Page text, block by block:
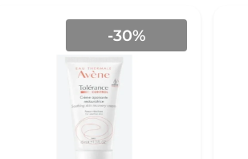
-30%